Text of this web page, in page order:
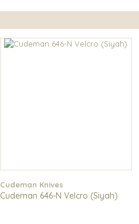
Cudeman Knives
Cudeman 646-N Velcro (Siyah)